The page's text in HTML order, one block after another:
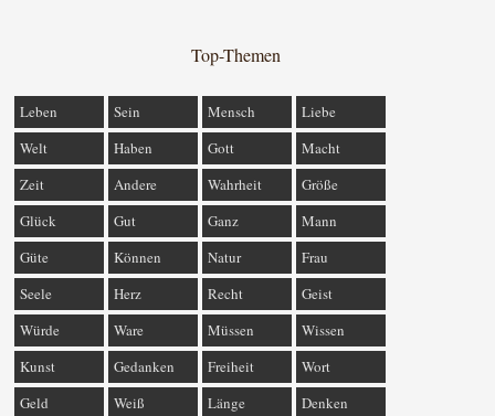
Top-Themen
Leben Sein Mensch
Liebe
Welt
Haben Gott
Macht
Zeit
Andere Wahrheit
Größe
Glück
Gut Ganz
Mann
Güte
Können Natur
Frau
Seele
Herz Recht
Geist
Würde
Ware Müssen
Wissen
Kunst
Gedanken Freiheit
Wort
Geld
Weiß Länge Denken